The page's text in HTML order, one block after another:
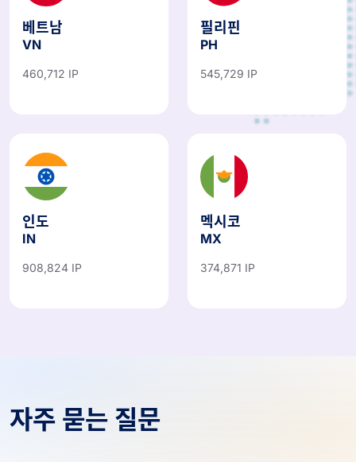
베트남
VN
460,712 IP
필리핀
PH
545,729 IP
인도
IN
908,824 IP
멕시코
MX
374,871 IP
자주 묻는 질문